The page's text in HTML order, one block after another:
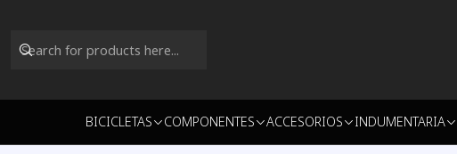
BICICLETAS COMPONENTES ACCESORIOS INDUMENTARIA